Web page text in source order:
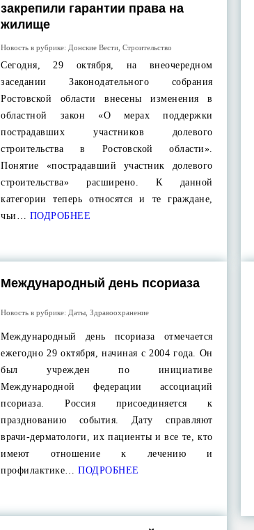
закрепили гарантии права на
жилище
Новость в рубрике: Донские Вести ,Строительство
Сегодня, 29 октября, на внеочередном
заседании Законодательного собрания
Ростовской области внесены изменения в
областной закон «О мерах поддержки
пострадавших участников долевого
строительства в Ростовской области».
Понятие «пострадавший участник долевого
строительства» расширено. К данной
категории теперь относятся и те граждане,
чьи… ПОДРОБНЕЕ
Международный день псориаза
Новость в рубрике: Даты ,Здравоохранение
Международный день псориаза отмечается
ежегодно 29 октября, начиная с 2004 года. Он
был учрежден по инициативе
Международной федерации ассоциаций
псориаза. Россия присоединяется к
празднованию события. Дату справляют
врачи-дерматологи, их пациенты и все те, кто
имеют отношение к лечению и
профилактике… ПОДРОБНЕЕ